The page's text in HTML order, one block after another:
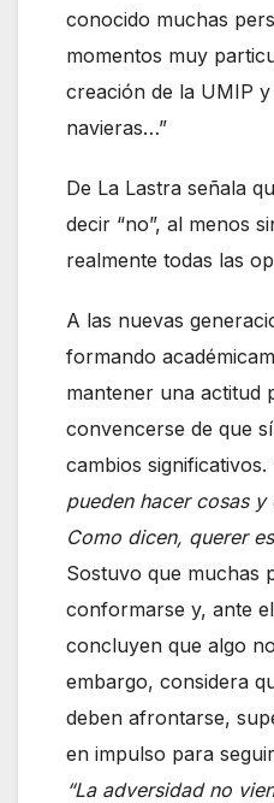
conocido muchas
momentos muy
creación de la UMIP
navieras…”
De La Lastra señala
decir “no”, al menos
realmente todas las
A las nuevas
formando
mantener una actitud
convencerse de que
cambios significativos.
pueden hacer cosas
Como dicen, querer
Sostuvo que muchas
conformarse y, ante
concluyen que algo
embargo, considera
deben afrontarse,
en impulso para
“La adversidad no